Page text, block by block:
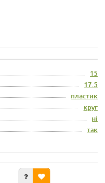
15
17.5
пластик
круг
ні
так